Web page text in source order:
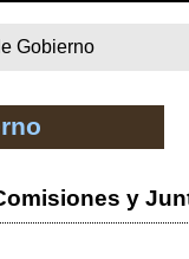
Gobierno
y